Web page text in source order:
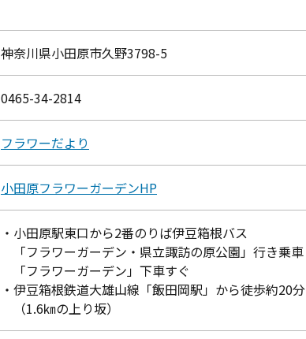
神奈川県小田原市久野3798-5
0465-34-2814
フラワーだより
小田原フラワーガーデンHP
・小田原駅東口から2番のりば伊豆箱根バス
「フラワーガーデン・県立諏訪の原公園」行き乗車
「フラワーガーデン」下車すぐ
・伊豆箱根鉄道大雄山線「飯田岡駅」から徒歩約20分
（1.6㎞の上り坂）